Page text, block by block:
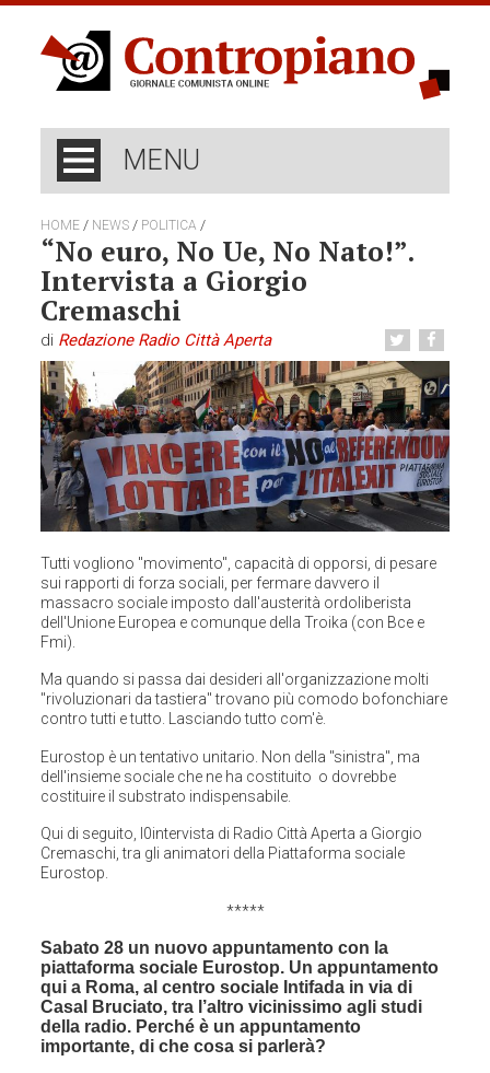
MENU
HOME / NEWS / POLITICA /
“No euro, No Ue, No Nato!”.
Intervista a Giorgio
Cremaschi
di Redazione Radio Città Aperta
Tutti vogliono "movimento", capacità di opporsi, di pesare
sui rapporti di forza sociali, per fermare davvero il
massacro sociale imposto dall'austerità ordoliberista
dell'Unione Europea e comunque della Troika (con Bce e
Fmi).
Ma quando si passa dai desideri all'organizzazione molti
"rivoluzionari da tastiera" trovano più comodo bofonchiare
contro tutti e tutto. Lasciando tutto com'è.
Eurostop è un tentativo unitario. Non della "sinistra", ma
dell'insieme sociale che ne ha costituito o dovrebbe
costituire il substrato indispensabile.
Qui di seguito, l0intervista di Radio Città Aperta a Giorgio
Cremaschi, tra gli animatori della Piattaforma sociale
Eurostop.
*****
Sabato 28 un nuovo appuntamento con la
piattaforma sociale Eurostop. Un appuntamento
qui a Roma, al centro sociale Intifada in via di
Casal Bruciato, tra l’altro vicinissimo agli studi
della radio. Perché è un appuntamento
importante, di che cosa si parlerà?